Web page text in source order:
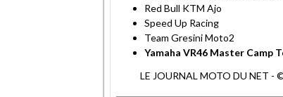
Red Bull KTM Ajo
Speed Up Racing
Team Gresini Moto2
Yamaha VR46 Master Camp
LE JOURNAL MOTO DU NET